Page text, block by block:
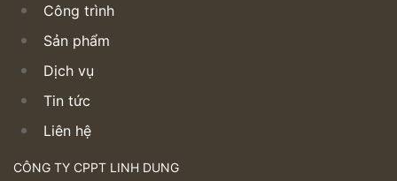
Công trình
Sản phẩm
Dịch vụ
Tin tức
Liên hệ
CÔNG TY CPPT LINH DUNG